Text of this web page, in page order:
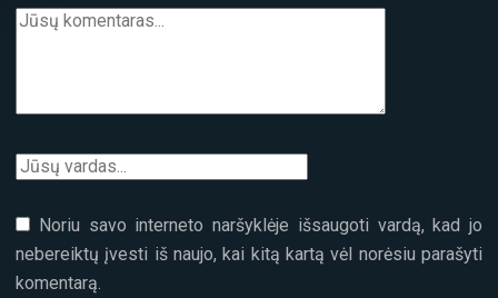
Noriu savo interneto naršyklėje išsaugoti vardą, kad jo
nebereiktų įvesti iš naujo, kai kitą kartą vėl norėsiu parašyti
komentarą.